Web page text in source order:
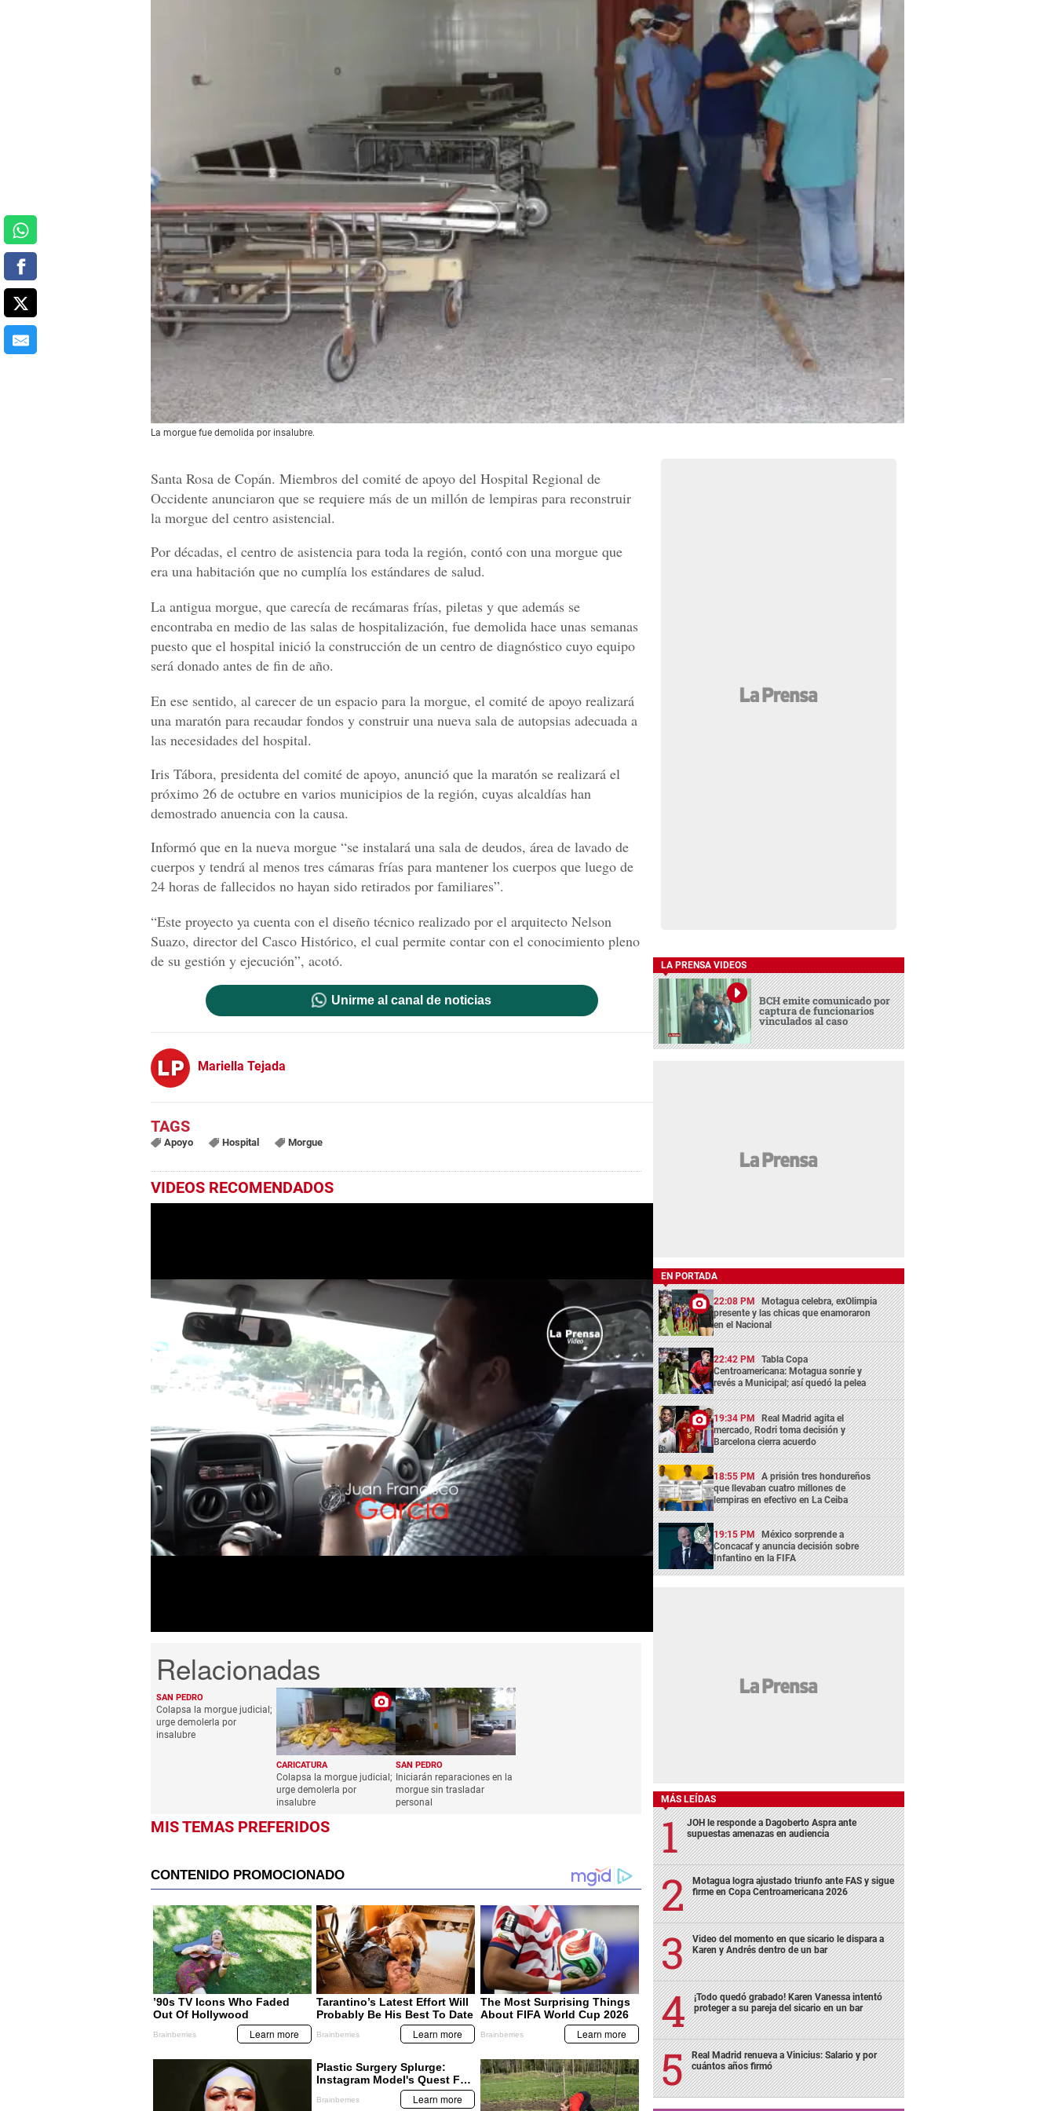
La morgue fue demolida por insalubre.
Santa Rosa de Copán. Miembros del comité de apoyo del Hospital Regional de
Occidente anunciaron que se requiere más de un millón de lempiras para reconstruir
la morgue del centro asistencial.
Por décadas, el centro de asistencia para toda la región, contó con una morgue que
era una habitación que no cumplía los estándares de salud.
La antigua morgue, que carecía de recámaras frías, piletas y que además se
encontraba en medio de las salas de hospitalización, fue demolida hace unas semanas
puesto que el hospital inició la construcción de un centro de diagnóstico cuyo equipo
será donado antes de fin de año.
En ese sentido, al carecer de un espacio para la morgue, el comité de apoyo realizará
una maratón para recaudar fondos y construir una nueva sala de autopsias adecuada a
las necesidades del hospital.
Iris Tábora, presidenta del comité de apoyo, anunció que la maratón se realizará el
próximo 26 de octubre en varios municipios de la región, cuyas alcaldías han
demostrado anuencia con la causa.
Informó que en la nueva morgue “se instalará una sala de deudos, área de lavado de
cuerpos y tendrá al menos tres cámaras frías para mantener los cuerpos que luego de
24 horas de fallecidos no hayan sido retirados por familiares”.
“Este proyecto ya cuenta con el diseño técnico realizado por el arquitecto Nelson
Suazo, director del Casco Histórico, el cual permite contar con el conocimiento pleno
de su gestión y ejecución”, acotó.
Unirme al canal de noticias
Mariella Tejada
Apoyo Hospital Morgue
VIDEOS RECOMENDADOS
0
seconds
of
4
minutes,
45
SAN PEDRO
Colapsa la morgue judicial;
urge demolerla por
insalubre
CARICATURA
Colapsa la morgue judicial;
urge demolerla por
insalubre
SAN PEDRO
Iniciarán reparaciones en la
morgue sin trasladar
personal
MIS TEMAS PREFERIDOS
LA PRENSA VIDEOS
BCH emite comunicado por
captura de funcionarios
vinculados al caso
EN PORTADA
22:08 PM Motagua celebra, exOlimpia
presente y las chicas que enamoraron
en el Nacional
22:42 PM Tabla Copa
Centroamericana: Motagua sonríe y
revés a Municipal; así quedó la pelea
19:34 PM Real Madrid agita el
mercado, Rodri toma decisión y
Barcelona cierra acuerdo
18:55 PM A prisión tres hondureños
que llevaban cuatro millones de
lempiras en efectivo en La Ceiba
19:15 PM México sorprende a
Concacaf y anuncia decisión sobre
Infantino en la FIFA
MÁS LEÍDAS
JOH le responde a Dagoberto Aspra ante
supuestas amenazas en audiencia
Motagua logra ajustado triunfo ante FAS y sigue
firme en Copa Centroamericana 2026
Video del momento en que sicario le dispara a
Karen y Andrés dentro de un bar
¡Todo quedó grabado! Karen Vanessa intentó
proteger a su pareja del sicario en un bar
Real Madrid renueva a Vinicius: Salario y por
cuántos años firmó